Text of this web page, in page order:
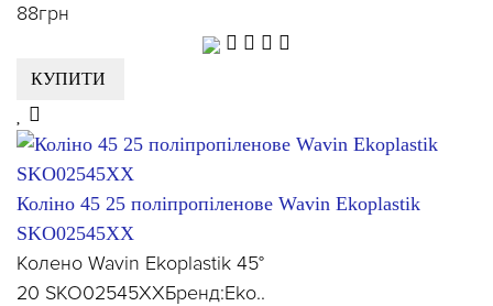
88грн
КУПИТИ
Коліно 45 25 поліпропіленове Wavin Ekoplastik
SKO02545XX
Колено Wavin Ekoplastik 45°
20 SKO02545XXБренд:Eko..